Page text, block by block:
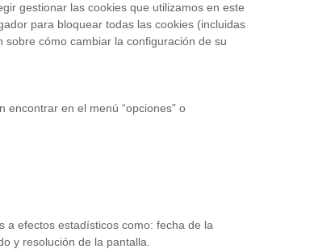
gestionar las cookies que utilizamos en este
para bloquear todas las cookies (incluidas
cómo cambiar la configuración de su
en el menú “opciones” o
a efectos estadísticos como: fecha de la
y resolución de la pantalla.